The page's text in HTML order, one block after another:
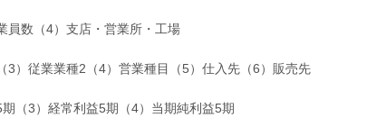
員数（4）支店・営業所・工場
3）従業業種2（4）営業種目（5）仕入先（6）販売先
（3）経常利益5期（4）当期純利益5期